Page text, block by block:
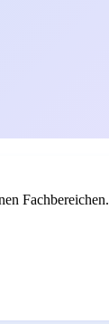
Fachbereichen.